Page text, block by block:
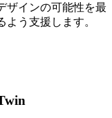
ザインの可能性を最
う支援します。